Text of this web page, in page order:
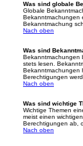
Was sind globale
Globale
Bekanntmachungen
Bekanntmachung
Nach oben
Was sind
Bekanntmachungen
stets lesen.
Bekanntmachungen
Berechtigungen
Nach oben
Was sind wichtige
Wichtige Themen
meist einen
Berechtigungen ab,
Nach oben